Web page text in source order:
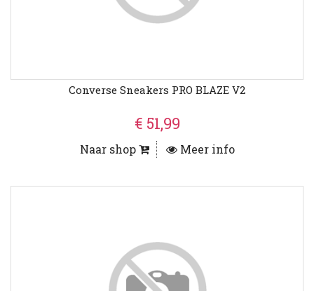
Converse Sneakers PRO BLAZE V2
€ 51,99
Naar shop Meer info